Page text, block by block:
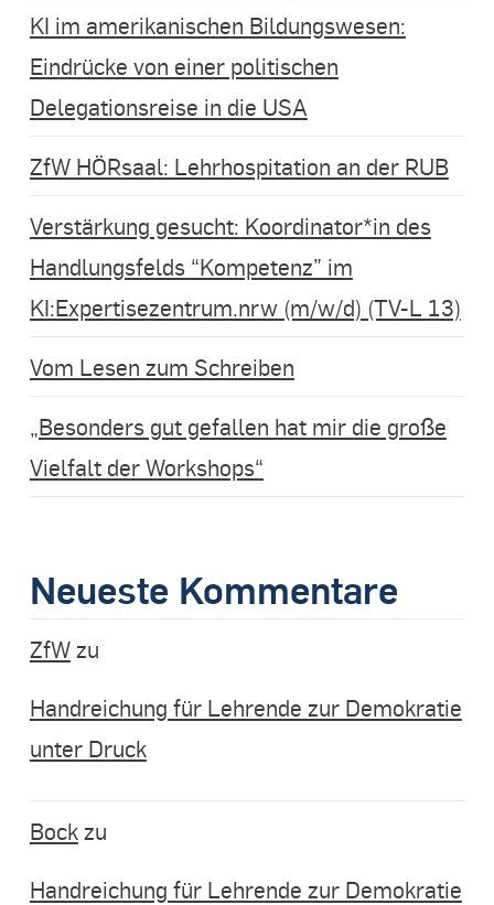
KI im amerikanischen Bildungswesen:
Eindrücke von einer politischen
Delegationsreise in die USA
ZfW HÖRsaal: Lehrhospitation an der RUB
Verstärkung gesucht: Koordinator*in des
Handlungsfelds “Kompetenz” im
KI:Expertisezentrum.nrw (m/w/d) (TV-L 13)
Vom Lesen zum Schreiben
„Besonders gut gefallen hat mir die große
Vielfalt der Workshops“
Neueste Kommentare
ZfWzu
Handreichung für Lehrende zur Demokratie
unter Druck
Bockzu
Handreichung für Lehrende zur Demokratie